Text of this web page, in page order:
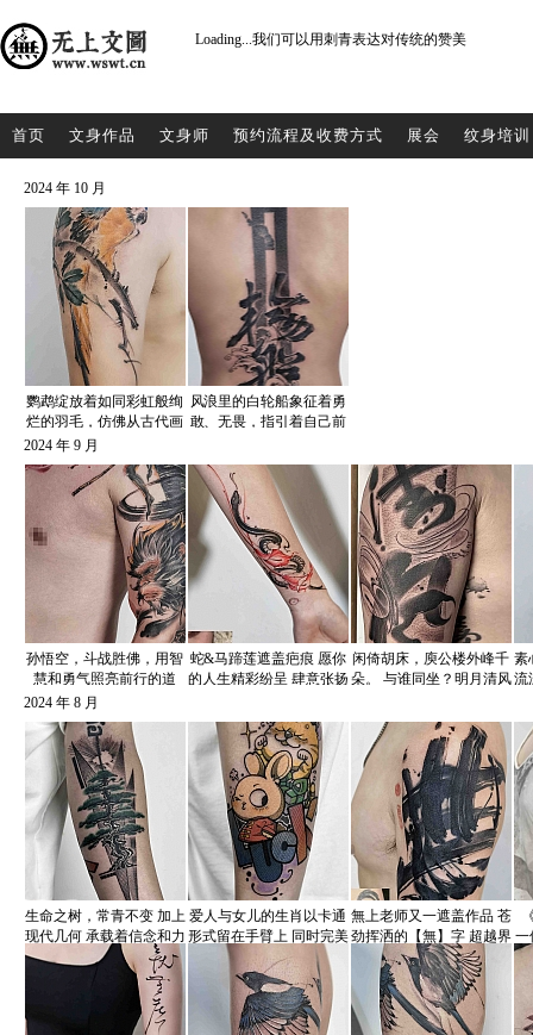
Loading...我们可以用刺青表达对传统的赞美
首页 文身作品 文身师 预约流程及收费方式 展会 纹身培训
2024 年 10 月
鹦鹉绽放着如同彩虹般绚
烂的羽毛，仿佛从古代画
卷中走出，象征着内心的
多彩梦想 无上出品——
风浪里的白轮船象征着勇
敢、无畏，指引着自己前
的道，属于自己的文化—
无上出品
2024 年 9 月
孙悟空，斗战胜佛，用智
慧和勇气照亮前行的道
路，无畏黑暗 无上出品
——
蛇&马蹄莲遮盖疤痕 愿你
的人生精彩纷呈 肆意张扬
闲倚胡床，庾公楼外峰千
朵。 与谁同坐？明月清风
和。 还知么？自从添个，
风月
素
流
2024 年 8 月
生命之树，常青不变 加上
现代几何 承载着信念和力
量 一个具有设计感的遮盖
爱人与女儿的生肖以卡通
形式留在手臂上 同时完美
遮盖了原来的旧纹身
無上老师又一遮盖作品 苍
劲挥洒的【無】字 超越界
限 无限可能
一
特